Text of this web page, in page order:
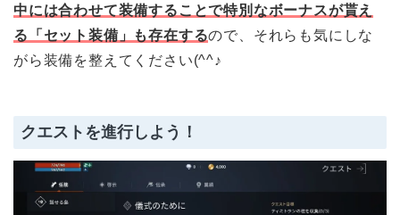
中には合わせて装備することで特別なボーナスが貰え
る「セット装備」も存在するので、それらも気にしな
がら装備を整えてください(^^♪
クエストを進行しよう！